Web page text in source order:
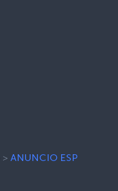
> ANUNCIO ESP